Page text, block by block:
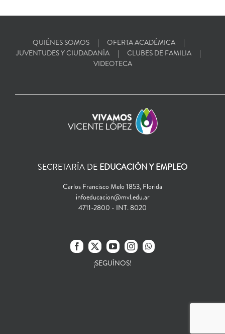
QUIÉNES SOMOS
OFERTA ACADÉMICA
JUVENTUDES Y CIUDADANÍA
CLUBES DE FAMILIA
VIDEOTECA
SECRETARÍA DE EDUCACIÓN Y EMPLEO
Carlos Francisco Melo 1853, Florida
infoeducacion@mvl.edu.ar
4711-2800 - INT. 8020
¡SEGUÍNOS!